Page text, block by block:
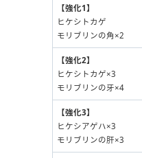
【強化1】
ヒケシトカゲ
モリブリンの角×2
【強化2】
ヒケシトカゲ×3
モリブリンの牙×4
【強化3】
ヒケシアゲハ×3
モリブリンの肝×3